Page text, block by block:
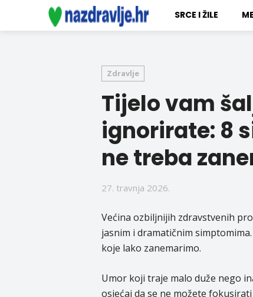
SRCE I ŽILE
Zdravlje
Tijelo vam
ignorirate: 8
ne treba
27. travnja 2026.
Većina ozbiljnijih zdravstvenih
jasnim i dramatičnim
koje lako zanemarimo.
Umor koji traje malo duže nego
osjećaj da se ne možete